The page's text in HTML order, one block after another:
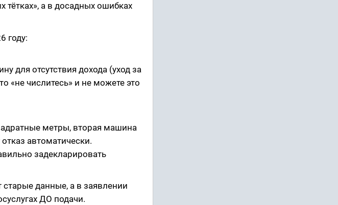
тётках», а в досадных ошибках
году:
для отсутствия дохода (уход за
«не числитесь» и не можете это
метры, вторая машина
автоматически.
задекларировать
данные, а в заявлении
ДО подачи.